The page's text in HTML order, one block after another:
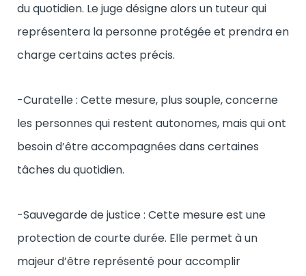
du quotidien. Le juge désigne alors un tuteur qui
représentera la personne protégée et prendra en
charge certains actes précis.
-Curatelle : Cette mesure, plus souple, concerne
les personnes qui restent autonomes, mais qui ont
besoin d’être accompagnées dans certaines
tâches du quotidien.
-Sauvegarde de justice : Cette mesure est une
protection de courte durée. Elle permet à un
majeur d’être représenté pour accomplir